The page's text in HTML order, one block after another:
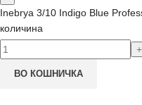
Inebrya 3/10 Indigo Blue
количина
ВО КОШНИЧКА